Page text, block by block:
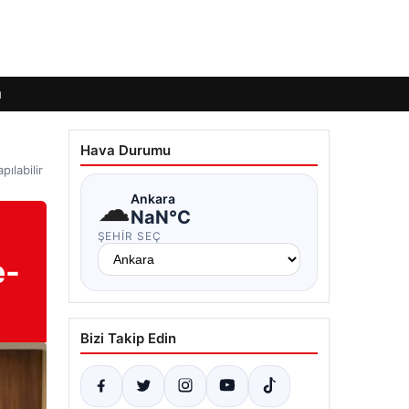
Hava Durumu
☁Ankara
NaN°C
ŞEHIR SEÇ
Bizi Takip Edin